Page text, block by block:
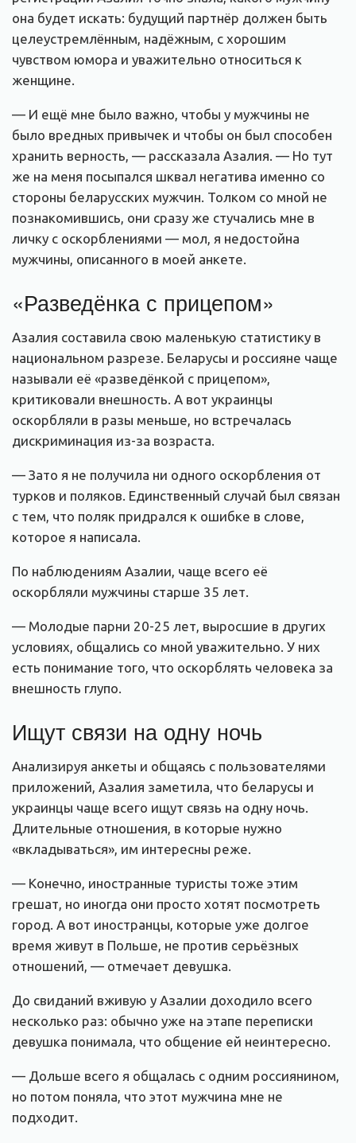
она будет искать: будущий партнёр должен быть
целеустремлённым, надёжным, с хорошим
чувством юмора и уважительно относиться к
женщине.
— И ещё мне было важно, чтобы у мужчины не
было вредных привычек и чтобы он был способен
хранить верность, — рассказала Азалия. — Но тут
же на меня посыпался шквал негатива именно со
стороны беларусских мужчин. Толком со мной не
познакомившись, они сразу же стучались мне в
личку с оскорблениями — мол, я недостойна
мужчины, описанного в моей анкете.
«Разведёнка с прицепом»
Азалия составила свою маленькую статистику в
национальном разрезе. Беларусы и россияне чаще
называли её «разведёнкой с прицепом»,
критиковали внешность. А вот украинцы
оскорбляли в разы меньше, но встречалась
дискриминация из-за возраста.
— Зато я не получила ни одного оскорбления от
турков и поляков. Единственный случай был связан
с тем, что поляк придрался к ошибке в слове,
которое я написала.
По наблюдениям Азалии, чаще всего её
оскорбляли мужчины старше 35 лет.
— Молодые парни 20-25 лет, выросшие в других
условиях, общались со мной уважительно. У них
есть понимание того, что оскорблять человека за
внешность глупо.
Ищут связи на одну ночь
Анализируя анкеты и общаясь с пользователями
приложений, Азалия заметила, что беларусы и
украинцы чаще всего ищут связь на одну ночь.
Длительные отношения, в которые нужно
«вкладываться», им интересны реже.
— Конечно, иностранные туристы тоже этим
грешат, но иногда они просто хотят посмотреть
город. А вот иностранцы, которые уже долгое
время живут в Польше, не против серьёзных
отношений, — отмечает девушка.
До свиданий вживую у Азалии доходило всего
несколько раз: обычно уже на этапе переписки
девушка понимала, что общение ей неинтересно.
— Дольше всего я общалась с одним россиянином,
но потом поняла, что этот мужчина мне не
подходит.